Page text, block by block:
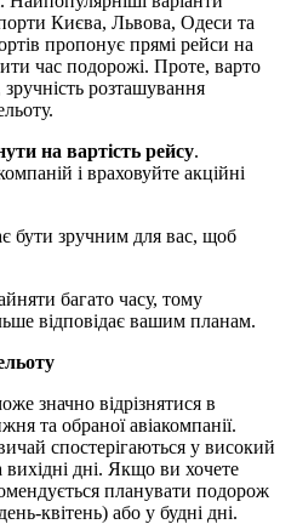
Києва, Львова, Одеси та
пропонує прямі рейси на
час подорожі. Проте, варто
розташування
на вартість рейсу.
і враховуйте акційні
бути зручним для вас, щоб
багато часу, тому
відповідає вашим планам.
значно відрізнятися в
та обраної авіакомпанії.
спостерігаються у високий
дні. Якщо ви хочете
планувати подорож
квітень) або у будні дні.